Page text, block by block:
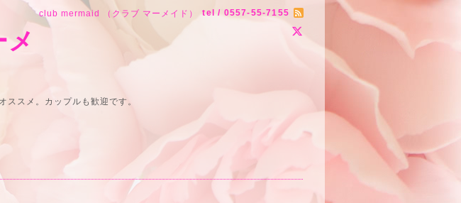
club mermaid （クラブ マーメイド） tel / 0557-55-7155
スメ。カップルも歓迎です。